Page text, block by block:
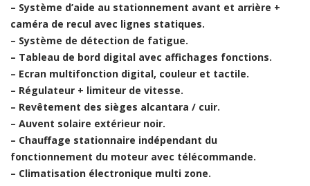
– Système d’aide au stationnement avant et arrière +
caméra de recul avec lignes statiques.
– Système de détection de fatigue.
– Tableau de bord digital avec affichages fonctions.
– Ecran multifonction digital, couleur et tactile.
– Régulateur + limiteur de vitesse.
– Revêtement des sièges alcantara / cuir.
– Auvent solaire extérieur noir.
– Chauffage stationnaire indépendant du
fonctionnement du moteur avec télécommande.
– Climatisation électronique multi zone.